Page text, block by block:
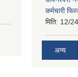
कर्मचारी
मिति: 12/
अन्य